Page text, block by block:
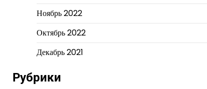
Ноябрь 2022
Октябрь 2022
Декабрь 2021
Рубрики